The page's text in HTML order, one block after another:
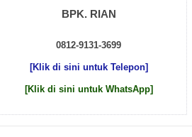
BPK. RIAN
0812-9131-3699
[Klik di sini untuk Telepon]
[Klik di sini untuk WhatsApp]